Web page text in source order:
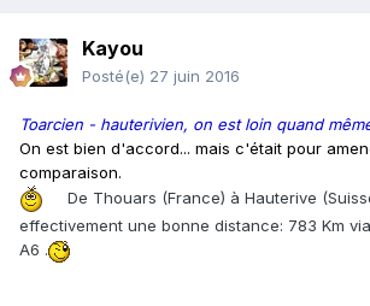
Kayou
Posté(e) 27 juin 2016
Toarcien - hauterivien, on est loin quand
On est bien d'accord... mais c'était pour
comparaison.
De Thouars (France) à Hauterive
effectivement une bonne distance: 783 Km via
A6 .